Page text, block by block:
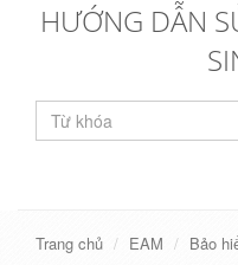
HƯỚNG DẪN
Trang chủ EAM Bảo